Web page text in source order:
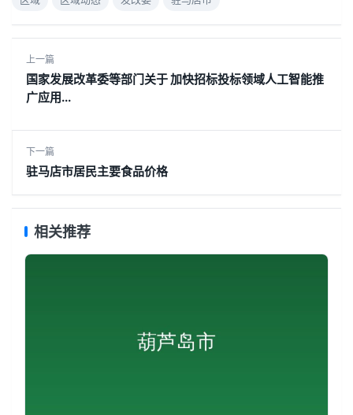
上一篇
国家发展改革委等部门关于 加快招标投标领域人工智能推
广应用...
下一篇
驻马店市居民主要食品价格
相关推荐